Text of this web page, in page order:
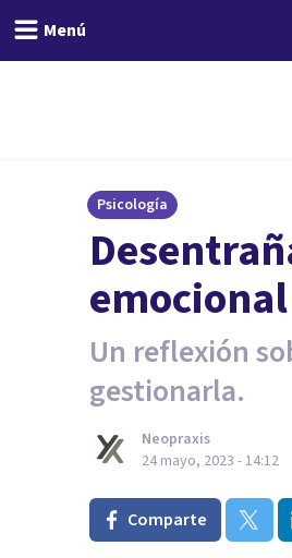
Menú
Psicología
emocional
Un reflexión
gestionarla.
Neopraxis
24 mayo, 2023 - 14:12
Comparte